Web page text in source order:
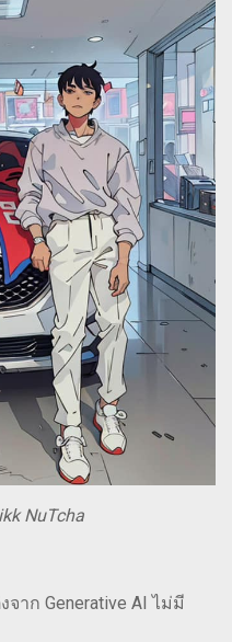
NuTcha
าก Generative AI ไม่มี